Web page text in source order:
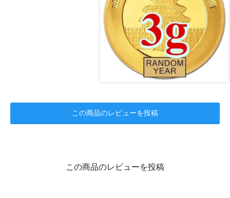
この商品のレビューを投稿
この商品のレビューを投稿